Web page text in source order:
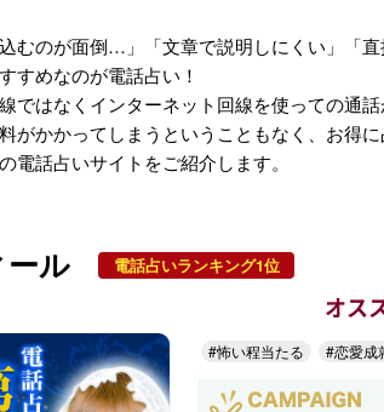
込むのが面倒…」「文章で説明しにくい」「直
すめなのが電話占い！
ではなくインターネット回線を使っての通
がかかってしまうということもなく、お得
電話占いサイトをご紹介します。
ール 電話占いランキング1位
オス
#怖い程当たる #恋愛成